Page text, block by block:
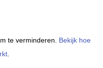
te verminderen. Bekijk hoe